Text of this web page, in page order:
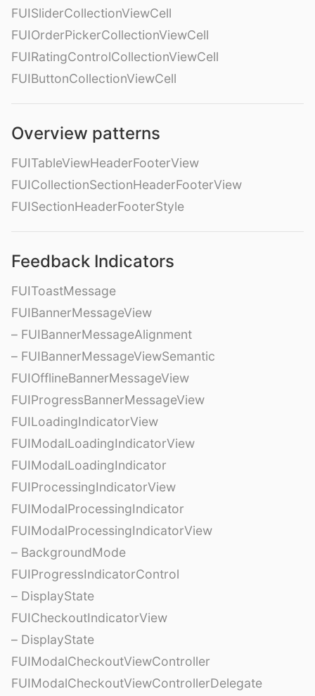
FUISliderCollectionViewCell
FUIOrderPickerCollectionViewCell
FUIRatingControlCollectionViewCell
FUIButtonCollectionViewCell
Overview patterns
FUITableViewHeaderFooterView
FUICollectionSectionHeaderFooterView
FUISectionHeaderFooterStyle
Feedback Indicators
FUIToastMessage
FUIBannerMessageView
– FUIBannerMessageAlignment
– FUIBannerMessageViewSemantic
FUIOfflineBannerMessageView
FUIProgressBannerMessageView
FUILoadingIndicatorView
FUIModalLoadingIndicatorView
FUIModalLoadingIndicator
FUIProcessingIndicatorView
FUIModalProcessingIndicator
FUIModalProcessingIndicatorView
– BackgroundMode
FUIProgressIndicatorControl
– DisplayState
FUICheckoutIndicatorView
– DisplayState
FUIModalCheckoutViewController
FUIModalCheckoutViewControllerDelegate